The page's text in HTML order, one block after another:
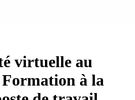
virtuelle au
Formation à la